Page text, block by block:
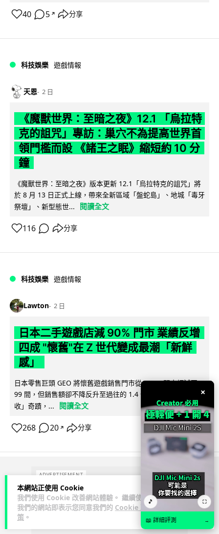
本網站正使用 Cookie
我們使用 Cookie 改善網站體驗。 繼續使用
我們的網站即表示您同意我們的 Cookie 政
策 。
40 5 ↗ 分享
科技娛樂 遊戲情報
天恩 2 日
《魔獸世界：至暗之夜》12.1 「烏拉特
克的詛咒」專訪：巢穴不為提高世界首
領門檻而設 《諸王之眠》縮短約 10 分
鐘
《魔獸世界：至暗之夜》版本更新 12.1「烏拉特克的詛咒」將
於 8 月 13 日正式上線，帶來全新區域「盤蛇島」、地城「毒牙
祭壇」、新型態世...
閱讀全文
116 分享
科技娛樂 遊戲情報
Lawton 2 日
日本二手遊戲店減 90% 門市 業績反增
四成 "懷舊"在 Z 世代變成最潮「新鮮
感」
日本零售巨頭 GEO 將懷舊遊戲銷售門市從 1,000 間大幅減至
99 間，但銷售額卻不降反升至過往的 1.4 倍。做到「減店增
收」奇蹟，...
閱讀全文
268 20 ↗ 分享
ADVERTISEMENT
×
🎵 ⛶
📖 詳細評測 →